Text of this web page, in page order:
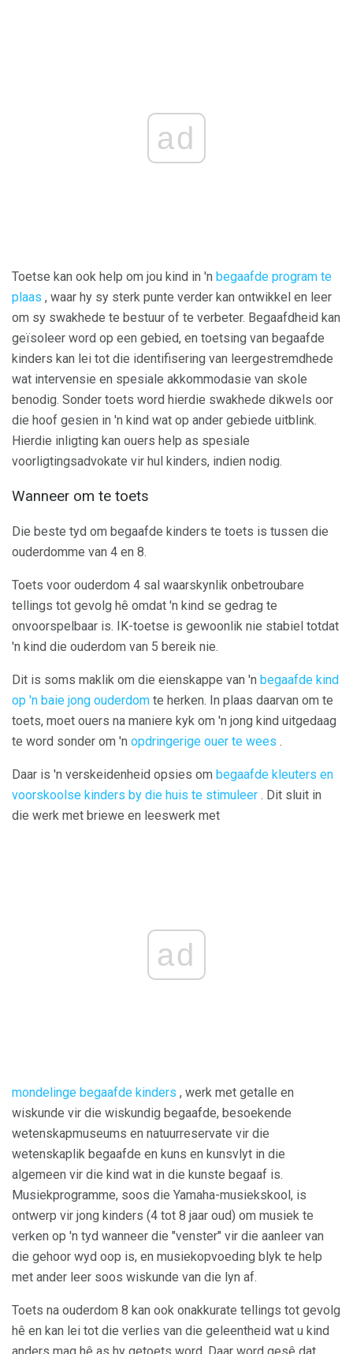
ad
Toetse kan ook help om jou kind in 'n begaafde program te
plaas , waar hy sy sterk punte verder kan ontwikkel en leer
om sy swakhede te bestuur of te verbeter. Begaafdheid kan
geïsoleer word op een gebied, en toetsing van begaafde
kinders kan lei tot die identifisering van leergestremdhede
wat intervensie en spesiale akkommodasie van skole
benodig. Sonder toets word hierdie swakhede dikwels oor
die hoof gesien in 'n kind wat op ander gebiede uitblink.
Hierdie inligting kan ouers help as spesiale
voorligtingsadvokate vir hul kinders, indien nodig.
Wanneer om te toets
Die beste tyd om begaafde kinders te toets is tussen die
ouderdomme van 4 en 8.
Toets voor ouderdom 4 sal waarskynlik onbetroubare
tellings tot gevolg hê omdat 'n kind se gedrag te
onvoorspelbaar is. IK-toetse is gewoonlik nie stabiel totdat
'n kind die ouderdom van 5 bereik nie.
Dit is soms maklik om die eienskappe van 'n begaafde kind
op 'n baie jong ouderdom te herken. In plaas daarvan om te
toets, moet ouers na maniere kyk om 'n jong kind uitgedaag
te word sonder om 'n opdringerige ouer te wees .
Daar is 'n verskeidenheid opsies om begaafde kleuters en
voorskoolse kinders by die huis te stimuleer . Dit sluit in
die werk met briewe en leeswerk met
ad
mondelinge begaafde kinders , werk met getalle en
wiskunde vir die wiskundig begaafde, besoekende
wetenskapmuseums en natuurreservate vir die
wetenskaplik begaafde en kuns en kunsvlyt in die
algemeen vir die kind wat in die kunste begaaf is.
Musiekprogramme, soos die Yamaha-musiekskool, is
ontwerp vir jong kinders (4 tot 8 jaar oud) om musiek te
verken op 'n tyd wanneer die "venster" vir die aanleer van
die gehoor wyd oop is, en musiekopvoeding blyk te help
met ander leer soos wiskunde van die lyn af.
Toets na ouderdom 8 kan ook onakkurate tellings tot gevolg
hê en kan lei tot die verlies van die geleentheid wat u kind